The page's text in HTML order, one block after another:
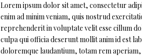
Lorem ipsum dolor sit amet, consectetur
enim ad minim veniam, quis nostrud
reprehenderit in voluptate velit esse cillum
culpa qui officia deserunt mollit anim id est
doloremque laudantium, totam rem